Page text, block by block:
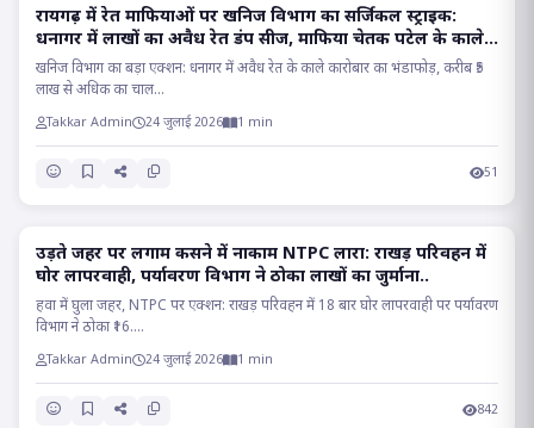
रायगढ़ में रेत माफियाओं पर खनिज विभाग का सर्जिकल स्ट्राइक:
धनागर में लाखों का अवैध रेत डंप सीज, माफिया चेतक पटेल के काले
साम्राज्य पर प्रहार..
खनिज विभाग का बड़ा एक्शन: धनागर में अवैध रेत के काले कारोबार का भंडाफोड़, करीब ₹5
लाख से अधिक का चाल...
Takkar Admin 24 जुलाई 2026 1 min
51
RAIGARH
उड़ते जहर पर लगाम कसने में नाकाम NTPC लारा: राखड़ परिवहन में
घोर लापरवाही, पर्यावरण विभाग ने ठोका लाखों का जुर्माना..
हवा में घुला जहर, NTPC पर एक्शन: राखड़ परिवहन में 18 बार घोर लापरवाही पर पर्यावरण
विभाग ने ठोका ₹16....
Takkar Admin 24 जुलाई 2026 1 min
842